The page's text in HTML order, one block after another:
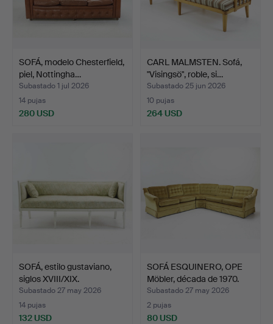
SOFÁ, modelo Chesterfield,
piel, Nottingha…
Subastado 1 jul 2026
14 pujas
280 USD
CARL MALMSTEN. Sofá,
"Visingsö", roble, si…
Subastado 25 jun 2026
10 pujas
264 USD
SOFÁ, estilo gustaviano,
siglos XVIII/XIX.
Subastado 27 may 2026
14 pujas
132 USD
SOFÁ ESQUINERO, OPE
Möbler, década de 1970.
Subastado 27 may 2026
2 pujas
80 USD